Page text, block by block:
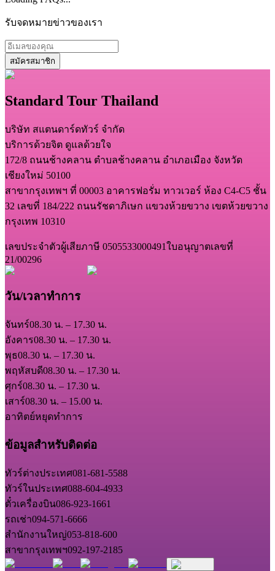
รับจดหมายข่าวของเรา
สมัครสมาชิก
Standard Tour Thailand
บริษัท สแตนดาร์ดทัวร์ จำกัด
บริการด้วยจิต ดูแลด้วยใจ
172/8 ถนนช้างคลาน ตำบลช้างคลาน อำเภอเมือง จังหวัด
เชียงใหม่ 50100
สาขากรุงเทพฯ ที่ 00003 อาคารฟอรั่ม ทาวเวอร์ ห้อง C4-C5 ชั้น
32 เลขที่ 184/222 ถนนรัชดาภิเษก แขวงห้วยขวาง เขตห้วยขวาง
กรุงเทพ 10310
เลขประจำตัวผู้เสียภาษี 0505533000491ใบอนุญาตเลขที่
21/00296
วัน/เวลาทำการ
จันทร์08.30 น. – 17.30 น.
อังคาร08.30 น. – 17.30 น.
พุธ08.30 น. – 17.30 น.
พฤหัสบดี08.30 น. – 17.30 น.
ศุกร์08.30 น. – 17.30 น.
เสาร์08.30 น. – 15.00 น.
อาทิตย์หยุดทำการ
ข้อมูลสำหรับติดต่อ
ทัวร์ต่างประเทศ081-681-5588
ทัวร์ในประเทศ088-604-4933
ตั๋วเครื่องบิน086-923-1661
รถเช่า094-571-6666
สำนักงานใหญ่053-818-600
สาขากรุงเทพฯ092-197-2185